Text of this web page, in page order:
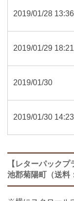
2019/01/28 13:36
2019/01/29 18:21
2019/01/30
2019/01/30 14:23
【レターパック
池郡菊陽町（送料